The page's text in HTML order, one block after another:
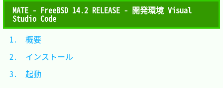
MATE - FreeBSD 14.2 RELEASE - 開発環境 Visual
Studio Code